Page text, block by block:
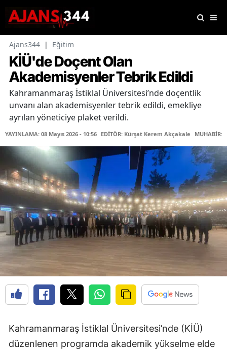
Ajans344 | Eğitim
KİÜ'de Doçent Olan
Akademisyenler Tebrik Edildi
Kahramanmaraş İstiklal Üniversitesi’nde doçentlik
unvanı alan akademisyenler tebrik edildi, emekliye
ayrılan yöneticiye plaket verildi.
YAYINLAMA: 08 Mayıs 2026 - 10:56 EDİTÖR: Kürşat Kerem Akçakale MUHABİR:
Kahramanmaraş İstiklal Üniversitesi’nde (KİÜ)
düzenlenen programda akademik yükselme elde